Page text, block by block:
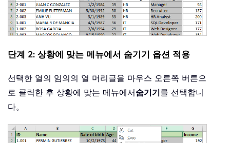
단계 2: 상황에 맞는 메뉴에서 숨기기 옵션 적용
선택한 열의 임의의 열 머리글을 마우스 오른쪽 버튼으
로 클릭한 후 상황에 맞는 메뉴에서숨기기를 선택합니
다。